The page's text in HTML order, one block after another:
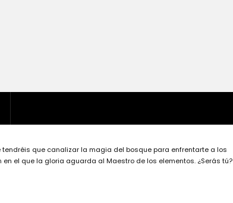
que canalizar la magia del bosque para enfrentarte a los
el que la gloria aguarda al Maestro de los elementos. ¿Serás tú?